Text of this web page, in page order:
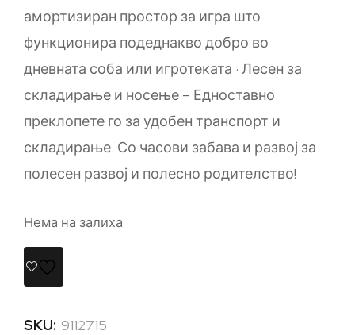
амортизиран простор за игра што
функционира подеднакво добро во
дневната соба или игротеката · Лесен за
складирање и носење – Едноставно
преклопете го за удобен транспорт и
складирање. Со часови забава и развој за
полесен развој и полесно родителство!
Нема на залиха
SKU: 9112715